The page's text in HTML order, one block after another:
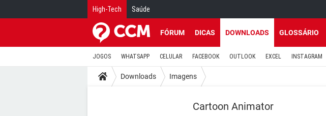
High-Tech Saúde
FÓRUM DICAS DOWNLOADS GLOSSÁRIO
JOGOS WHATSAPP CELULAR FACEBOOK OUTLOOK EXCEL INSTAGRAM
Downloads Imagens
Cartoon Animator